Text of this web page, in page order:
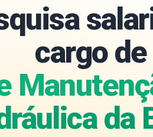
cargo de
da